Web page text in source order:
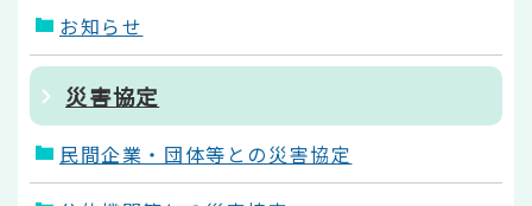
お知らせ
災害協定
民間企業・団体等との災害協定